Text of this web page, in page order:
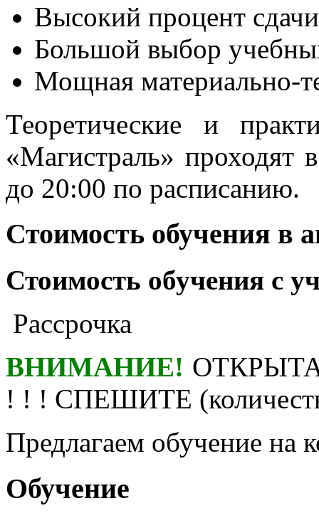
Высокий процент
Большой выбор
Мощная материально-
Теоретические и
«Магистраль»
до 20:00 по расписанию.
Стоимость обучения в
Стоимость обучения с
Рассрочка
ВНИМАНИЕ!
! ! ! СПЕШИТЕ
Предлагаем обучение
Обучение